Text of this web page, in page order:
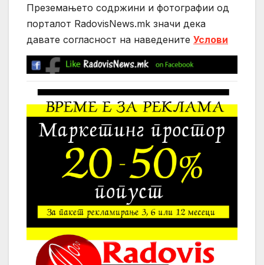
Преземањето содржини и фотографии од
порталот RadovisNews.mk значи дека
давате согласност на нaведените Услови